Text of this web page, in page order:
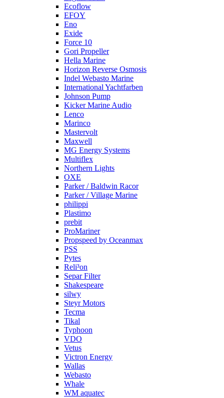
Ecoflow
EFOY
Eno
Exide
Force 10
Gori Propeller
Hella Marine
Horizon Reverse Osmosis
Indel Webasto Marine
International Yachtfarben
Johnson Pump
Kicker Marine Audio
Lenco
Marinco
Mastervolt
Maxwell
MG Energy Systems
Multiflex
Northern Lights
OXE
Parker / Baldwin Racor
Parker / Village Marine
philippi
Plastimo
prebit
ProMariner
Propspeed by Oceanmax
PSS
Pytes
Reli³on
Separ Filter
Shakespeare
silwy
Steyr Motors
Tecma
Tikal
Typhoon
VDO
Vetus
Victron Energy
Wallas
Webasto
Whale
WM aquatec